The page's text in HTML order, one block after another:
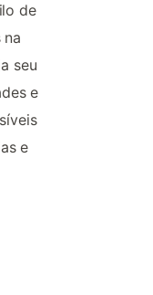
de
na
seu
e
e